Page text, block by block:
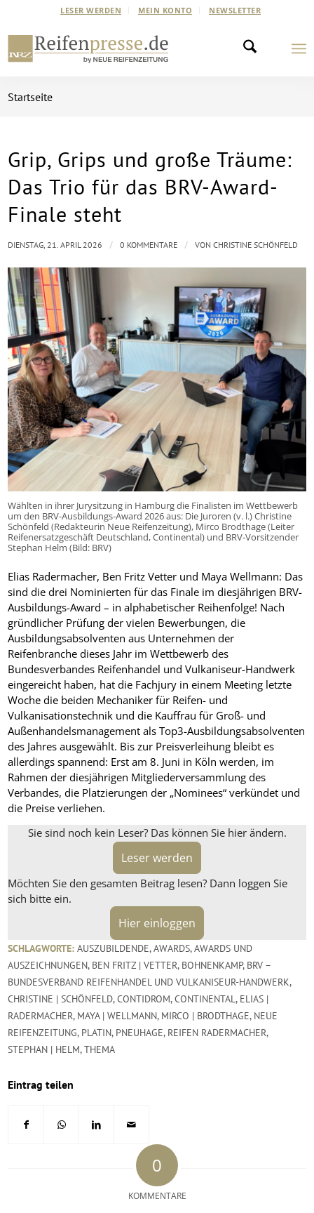
LESER WERDEN MEIN KONTO NEWSLETTER
Startseite
Grip, Grips und große Träume:
Das Trio für das BRV-Award-
Finale steht
Wählten in ihrer Jurysitzung in Hamburg die Finalisten im Wettbewerb
um den BRV-Ausbildungs-Award 2026 aus: Die Juroren (v. l.) Christine
Schönfeld (Redakteurin Neue Reifenzeitung), Mirco Brodthage (Leiter
Reifenersatzgeschäft Deutschland, Continental) und BRV-Vorsitzender
Stephan Helm (Bild: BRV)
Elias Radermacher, Ben Fritz Vetter und Maya Wellmann: Das
sind die drei Nominierten für das Finale im diesjährigen BRV-
Ausbildungs-Award – in alphabetischer Reihenfolge! Nach
gründlicher Prüfung der vielen Bewerbungen, die
Ausbildungsabsolventen aus Unternehmen der
Reifenbranche dieses Jahr im Wettbewerb des
Bundesverbandes Reifenhandel und Vulkaniseur-Handwerk
eingereicht haben, hat die Fachjury in einem Meeting letzte
Woche die beiden Mechaniker für Reifen- und
Vulkanisationstechnik und die Kauffrau für Groß- und
Außenhandelsmanagement als Top3-Ausbildungsabsolventen
des Jahres ausgewählt. Bis zur Preisverleihung bleibt es
allerdings spannend: Erst am 8. Juni in Köln werden, im
Rahmen der diesjährigen Mitgliederversammlung des
Verbandes, die Platzierungen der „Nominees“ verkündet und
die Preise verliehen.
Sie sind noch kein Leser? Das können Sie hier ändern.
Leser werden
Möchten Sie den gesamten Beitrag lesen? Dann loggen Sie
sich bitte ein.
Hier einloggen
DIENSTAG, 21. APRIL 2026 / 0 KOMMENTARE / VONCHRISTINE SCHÖNFELD
SCHLAGWORTE: AUSZUBILDENDE,AWARDS,AWARDS UND
AUSZEICHNUNGEN, BEN FRITZ | VETTER, BOHNENKAMP, BRV –
BUNDESVERBAND REIFENHANDEL UND VULKANISEUR-HANDWERK,
CHRISTINE | SCHÖNFELD,CONTIDROM,CONTINENTAL, ELIAS |
RADERMACHER, MAYA | WELLMANN, MIRCO | BRODTHAGE, NEUE
REIFENZEITUNG, PLATIN, PNEUHAGE, REIFEN RADERMACHER,
STEPHAN | HELM,THEMA
Eintrag teilen
0
KOMMENTARE